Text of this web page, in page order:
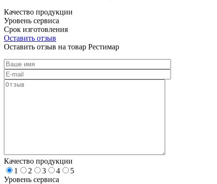
Качество продукции
Уровень сервиса
Срок изготовления
Оставить отзыв
Оставить отзыв на товар Рестимар
Качество продукции
1
2 3 4
5
Уровень сервиса